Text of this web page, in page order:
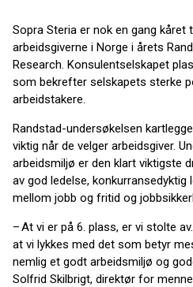
Sopra Steria er nok en gang kåret
arbeidsgiverne i Norge i årets
Research. Konsulentselskapet
som bekrefter selskapets sterke
arbeidstakere.
Randstad-undersøkelsen
viktig når de velger arbeidsgiver.
arbeidsmiljø er den klart viktigste
av god ledelse, konkurransedyktig
mellom jobb og fritid og
– At vi er på 6. plass, er vi stolte
at vi lykkes med det som betyr
nemlig et godt arbeidsmiljø og
Solfrid Skilbrigt, direktør for